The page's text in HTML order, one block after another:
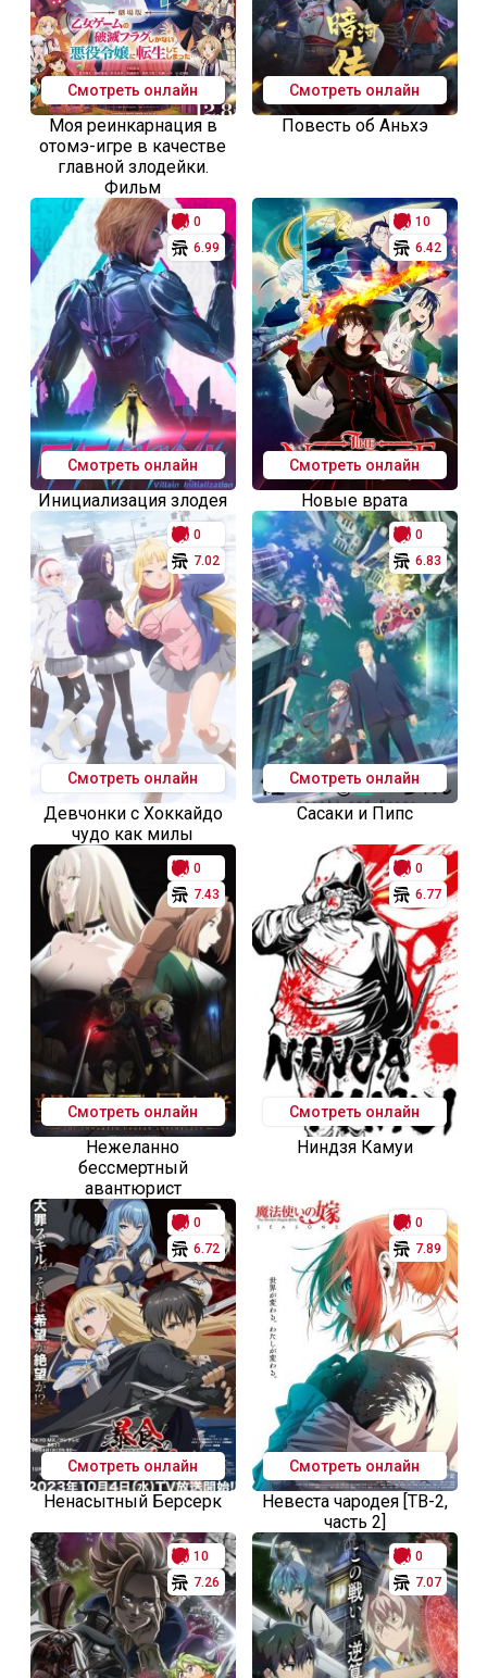
Смотреть онлайн
Моя реинкарнация в
отомэ-игре в качестве
главной злодейки.
Фильм
Смотреть онлайн
Повесть об Аньхэ
0
6.99
Смотреть онлайн
Инициализация злодея
10
6.42
Смотреть онлайн
Новые врата
0
7.02
Смотреть онлайн
Девчонки с Хоккайдо
чудо как милы
0
6.83
Смотреть онлайн
Сасаки и Пипс
0
7.43
Смотреть онлайн
Нежеланно
бессмертный
авантюрист
0
6.77
Смотреть онлайн
Ниндзя Камуи
0
6.72
Смотреть онлайн
Ненасытный Берсерк
0
7.89
Смотреть онлайн
Невеста чародея [ТВ-2,
часть 2]
10
7.26
0
7.07